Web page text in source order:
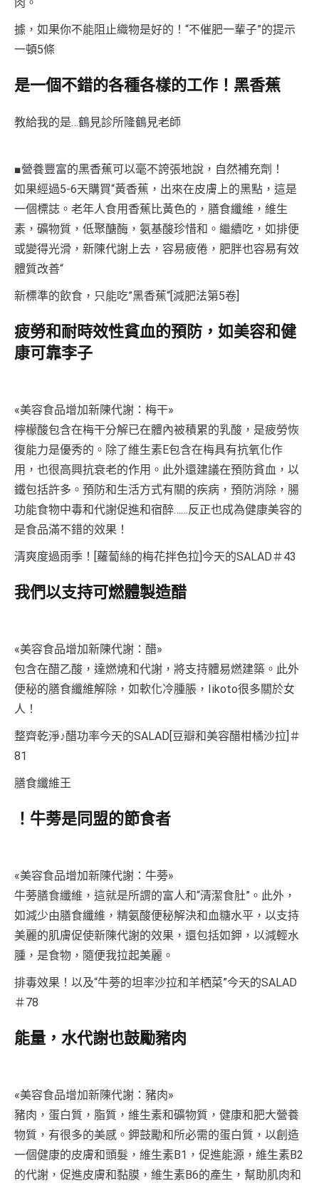
肉。
據，如果你不能阻止織物是好的！“不催肥一輩子”的提示
一頓5條
是一個不錯的各種各樣的工作！黑香蕉
教給我的是…鶴見診所隆鶴見老師
■營養豐富的黑香蕉可以毫不誇張地說，自然補充劑！
如果經過5-6天購買“黃香蕉，出來在皮膚上的黑點，這是
一個標誌。老年人食用香蕉比黃色的，膳食纖維，維生
素，礦物質，低聚醣酶，氨基酸珍惜和。繼續吃，如排便
或變得光滑，新陳代謝上去，容易疲倦，肥胖也容易有效
體質改善“
新標準的飲食，只能吃”黑香蕉“[減肥法第5卷]
疲勞和耐時效性貧血的預防，如美容和健
康可靠李子
«美容食品增加新陳代謝：梅干»
檸檬酸包含在梅干分解已在體內被積累的乳酸，是疲勞恢
復能力是優秀的。除了維生素E包含在梅具有抗氧化作
用，也很高興抗衰老的作用。此外還建議在預防貧血，以
鐵包括許多。預防和生活方式有關的疾病，預防消除，腸
功能食物中毒和代謝促進和宿醉……反正也成為健康美容的
是食品滿不錯的效果！
清爽度過雨季！[蘿蔔絲的梅花拌色拉]今天的SALAD＃43
我們以支持可燃體製造醋
«美容食品增加新陳代謝：醋»
包含在醋乙酸，達燃燒和代謝，將支持體易燃建築。此外
便秘的膳食纖維解除，如軟化冷腫脹，Iikoto很多關於女
人！
整齊乾淨♪醋功率今天的SALAD[豆瓣和美容醋柑橘沙拉]＃
81
膳食纖維王
！牛蒡是同盟的節食者
«美容食品增加新陳代謝：牛蒡»
牛蒡膳食纖維，這就是所謂的富人和“清潔食肚”。此外，
如減少由膳食纖維，精氨酸便秘解決和血糖水平，以支持
美麗的肌膚促使新陳代謝的效果，還包括如鉀，以減輕水
腫，是食物，隨便我拉起美麗。
排毒效果！以及“牛蒡的坦率沙拉和羊栖菜”今天的SALAD
＃78
能量，水代謝也鼓勵豬肉
«美容食品增加新陳代謝：豬肉»
豬肉，蛋白質，脂質，維生素和礦物質，健康和肥大營養
物質，有很多的美感。鉀鼓勵和所必需的蛋白質，以創造
一個健康的皮膚和頭髮，維生素B1，促進能源，維生素B2
的代謝，促進皮膚和黏膜，維生素B6的產生，幫助肌肉和